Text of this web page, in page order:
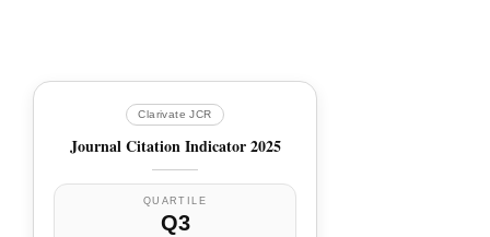
Clarivate JCR
Journal Citation Indicator 2025
QUARTILE
Q3